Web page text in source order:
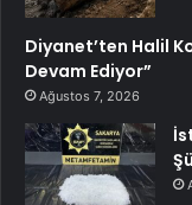
Diyanet’ten Halil
Devam Ediyor”
Ağustos 7, 2026